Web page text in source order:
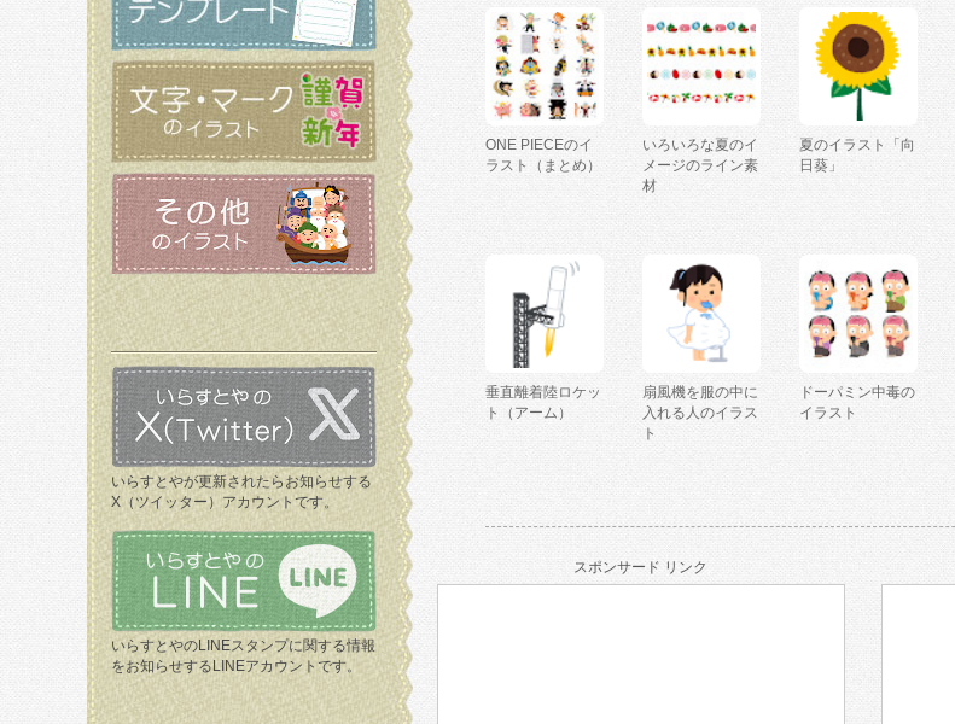
いらすとやが更新されたらお知らせする
X（ツイッター）アカウントです。
いらすとやのLINEスタンプに関する情報
をお知らせするLINEアカウントです。
ONE PIECEのイ
ラスト（まとめ）
いろいろな夏のイ
メージのライン素
材
夏のイラスト「向
日葵」
垂直離着陸ロケッ
ト（アーム）
扇風機を服の中に
入れる人のイラス
ト
ドーパミン中毒の
イラスト
スポンサード リンク